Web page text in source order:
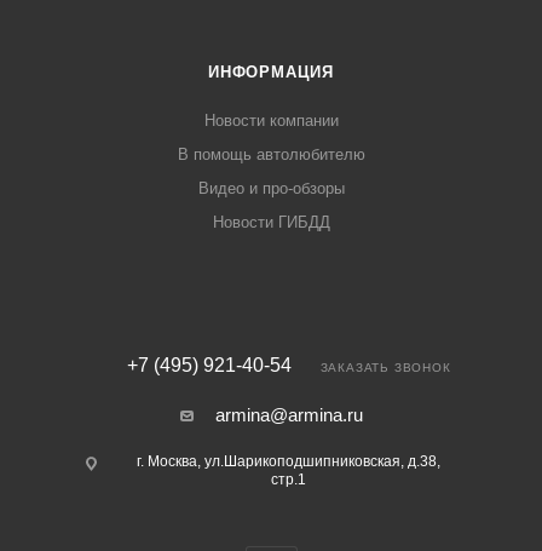
ИНФОРМАЦИЯ
Новости компании
В помощь автолюбителю
Видео и про-обзоры
Новости ГИБДД
+7 (495) 921-40-54 ЗАКАЗАТЬ ЗВОНОК
armina@armina.ru
г. Москва, ул.Шарикоподшипниковская, д.38,
стр.1